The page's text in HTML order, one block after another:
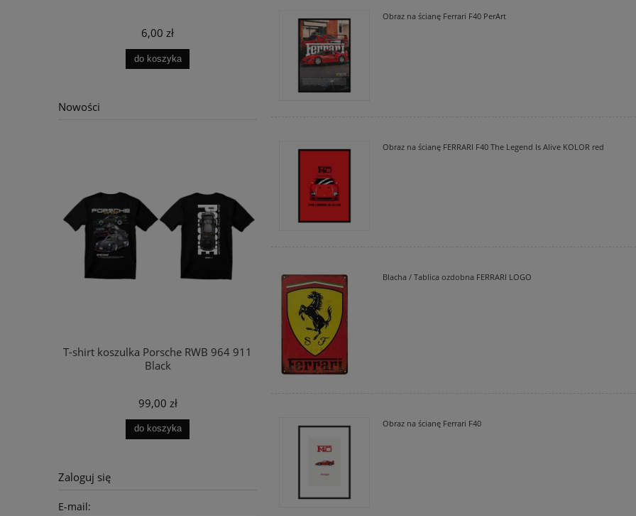
6,00 zł
do koszyka
105,00 zł
do koszyka
Nowości
T-shirt koszulka Porsche RWB 964 911
Black
99,00 zł
do koszyka
Zaloguj się
E-mail:
Obraz na ścianę Ferrari F40 PerArt
Obraz na ścianę FERRARI F40 The Legend Is Alive KOLOR red
Blacha / Tablica ozdobna FERRARI LOGO
Obraz na ścianę Ferrari F40